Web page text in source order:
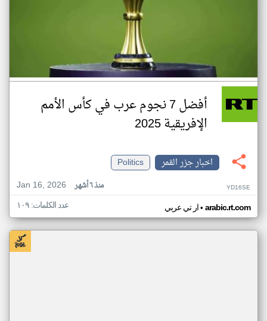
أفضل 7 نجوم عرب في كأس الأمم
الإفريقية 2025
اخبار جزر القمر
Politics
Jan 16, 2026
منذ ٦ أشهر YD16SE
ار تي عربي• arabic.rt.com عدد الكلمات: ١٠٩